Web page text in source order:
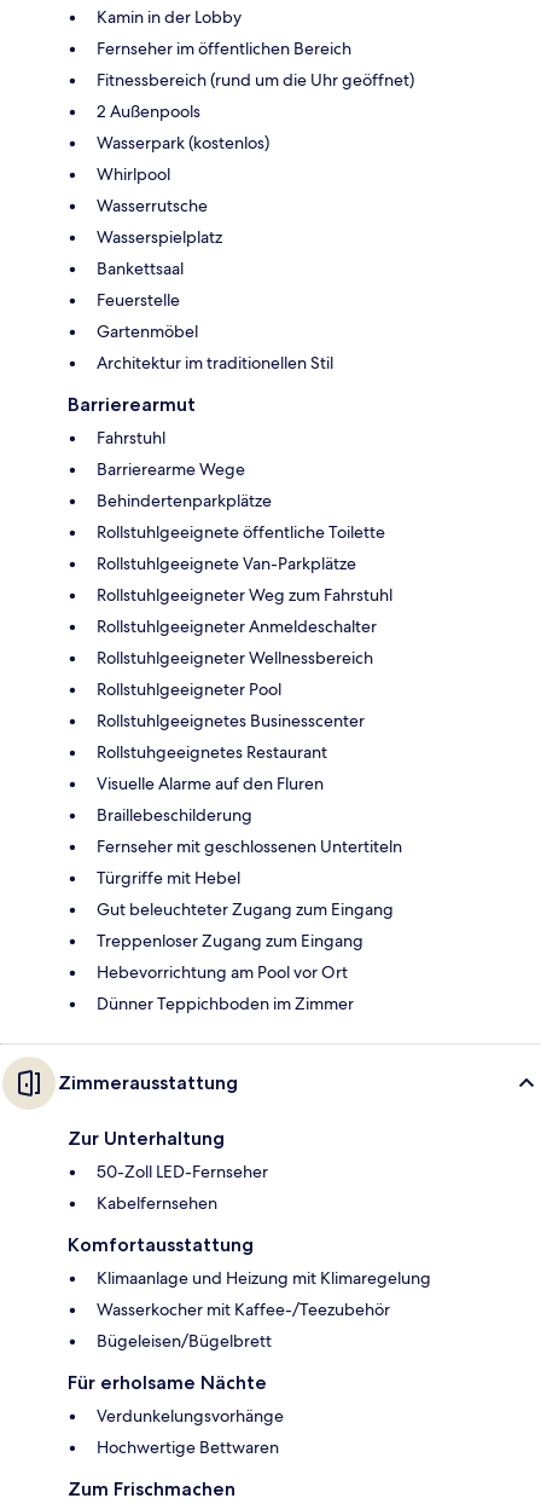
Kamin in der Lobby
Fernseher im öffentlichen Bereich
Fitnessbereich (rund um die Uhr geöffnet)
2 Außenpools
Wasserpark (kostenlos)
Whirlpool
Wasserrutsche
Wasserspielplatz
Bankettsaal
Feuerstelle
Gartenmöbel
Architektur im traditionellen Stil
Barrierearmut
Fahrstuhl
Barrierearme Wege
Behindertenparkplätze
Rollstuhlgeeignete öffentliche Toilette
Rollstuhlgeeignete Van-Parkplätze
Rollstuhlgeeigneter Weg zum Fahrstuhl
Rollstuhlgeeigneter Anmeldeschalter
Rollstuhlgeeigneter Wellnessbereich
Rollstuhlgeeigneter Pool
Rollstuhlgeeignetes Businesscenter
Rollstuhgeeignetes Restaurant
Visuelle Alarme auf den Fluren
Braillebeschilderung
Fernseher mit geschlossenen Untertiteln
Türgriffe mit Hebel
Gut beleuchteter Zugang zum Eingang
Treppenloser Zugang zum Eingang
Hebevorrichtung am Pool vor Ort
Dünner Teppichboden im Zimmer
Zimmerausstattung
Zur Unterhaltung
50-Zoll LED-Fernseher
Kabelfernsehen
Komfortausstattung
Klimaanlage und Heizung mit Klimaregelung
Wasserkocher mit Kaffee-/Teezubehör
Bügeleisen/Bügelbrett
Für erholsame Nächte
Verdunkelungsvorhänge
Hochwertige Bettwaren
Zum Frischmachen